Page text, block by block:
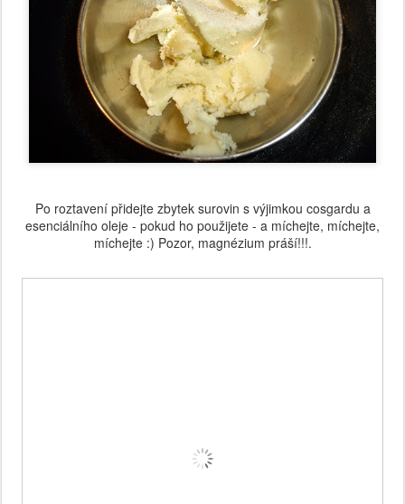
Po roztavení přidejte zbytek surovin s výjimkou cosgardu a
esenciálního oleje - pokud ho použijete - a míchejte, míchejte,
míchejte :) Pozor, magnézium práší!!!.